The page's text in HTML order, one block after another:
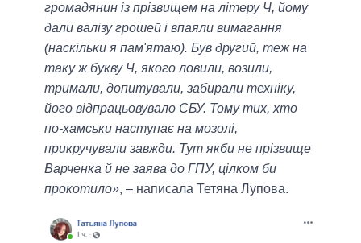
громадянин із прізвищем на літеру Ч, йому
дали валізу грошей і впаяли вимагання
(наскільки я пам'ятаю). Був другий, теж на
таку ж букву Ч, якого ловили, возили,
тримали, допитували, забирали техніку,
його відпрацьовувало СБУ. Тому тих, хто
по-хамськи наступає на мозолі,
прикручували завжди. Тут якби не прізвище
Варченка й не заява до ГПУ, цілком би
прокотило», – написала Тетяна Лупова.